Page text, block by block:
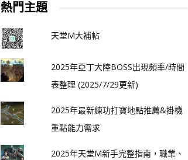
熱門主題
天堂M大補帖
2025年亞丁大陸BOSS出現頻率/時間
表整理 (2025/7/29更新)
2025年最新練功打寶地點推薦&掛機
重點能力需求
2025年天堂M新手完整指南，職業、